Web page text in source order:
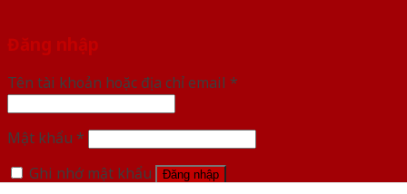
Đăng nhập
Tên tài khoản hoặc địa chỉ email *
Mật khẩu *
Ghi nhớ mật khẩu
Đăng nhập